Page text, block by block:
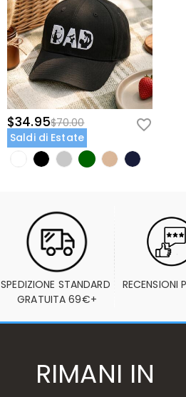
$34.95$70.00
Saldi di Estate
SPEDIZIONE STANDARD
GRATUITA 69€+
RECENSIONI
RIMANI IN